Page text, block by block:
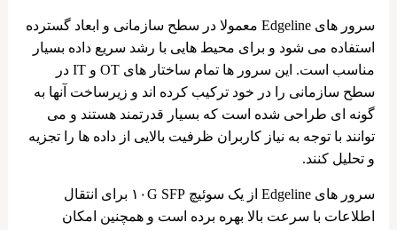
سرور های Edgeline معمولا در سطح سازمانی و ابعاد گسترده
استفاده می شود و برای محیط هایی با رشد سریع داده بسیار
مناسب است. این سرور ها تمام ساختار های OT و IT در
سطح سازمانی را در خود ترکیب کرده اند و زیرساخت آنها به
گونه ای طراحی شده است که بسیار قدرتمند هستند و می
توانند با توجه به نیاز کاربران ظرفیت بالایی از داده ها را تجزیه
و تحلیل کنند.
سرور های Edgeline از یک سوئیچ ۱۰G SFP برای انتقال
اطلاعات با سرعت بالا بهره برده است و همچنین امکان